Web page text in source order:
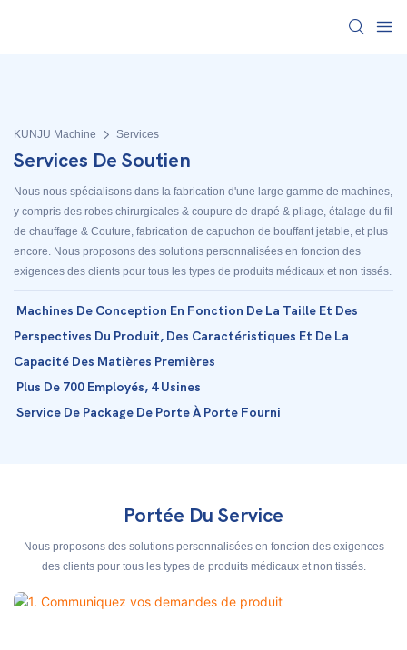
KUNJU Machine Services
Services De Soutien
Nous nous spécialisons dans la fabrication d'une large gamme de machines,
y compris des robes chirurgicales & coupure de drapé & pliage, étalage du fil
de chauffage & Couture, fabrication de capuchon de bouffant jetable, et plus
encore. Nous proposons des solutions personnalisées en fonction des
exigences des clients pour tous les types de produits médicaux et non tissés.
Machines De Conception En Fonction De La Taille Et Des
Perspectives Du Produit, Des Caractéristiques Et De La
Capacité Des Matières Premières
Plus De 700 Employés, 4 Usines
Service De Package De Porte À Porte Fourni
Portée Du Service
Nous proposons des solutions personnalisées en fonction des exigences
des clients pour tous les types de produits médicaux et non tissés.